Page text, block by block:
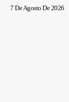
7 De Agosto De 2026